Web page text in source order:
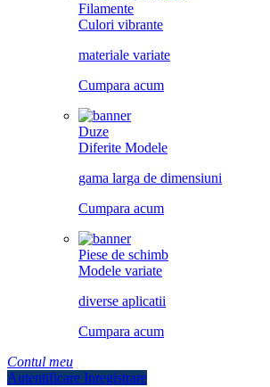
Filamente
Culori vibrante
materiale variate
Cumpara acum
Duze
Diferite Modele
gama larga de dimensiuni
Cumpara acum
Piese de schimb
Modele variate
diverse aplicatii
Cumpara acum
Contul meu
Autentificare Inregistrare